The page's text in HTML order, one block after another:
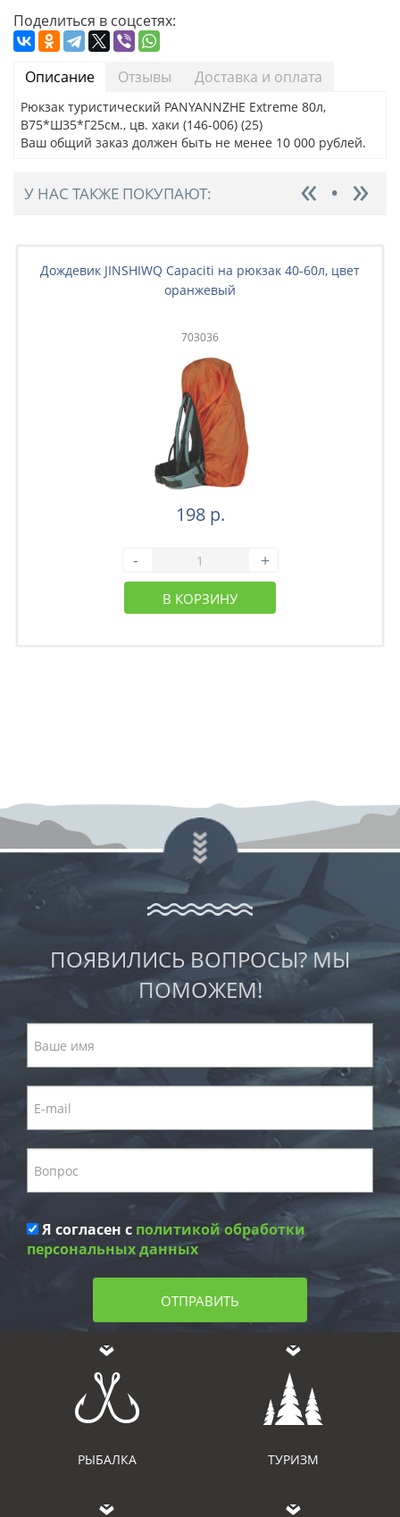
Поделиться в соцсетях:
Описание Отзывы Доставка и оплата
Рюкзак туристический PANYANNZHE Extreme 80л,
В75*Ш35*Г25см., цв. хаки (146-006) (25)
Ваш общий заказ должен быть не менее 10 000 рублей.
У НАС ТАКЖЕ ПОКУПАЮТ:
Дождевик JINSHIWQ Capaciti на рюкзак 40-60л, цвет
оранжевый
703036
198 р.
- +
В КОРЗИНУ
ПОЯВИЛИСЬ ВОПРОСЫ? МЫ
ПОМОЖЕМ!
Я согласен с политикой обработки
персональных данных
ОТПРАВИТЬ
РЫБАЛКА ТУРИЗМ